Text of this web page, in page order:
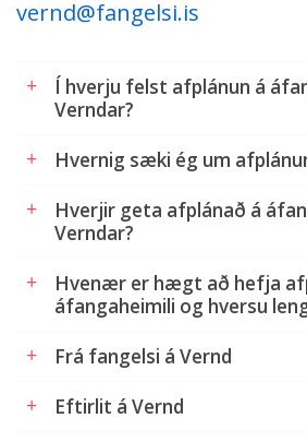
vernd@fangelsi.is
Í hverju felst afplánun á
Verndar?
Hvernig sæki ég um
Hverjir geta afplánað á
Verndar?
Hvenær er hægt að hefja
áfangaheimili og hversu
Frá fangelsi á Vernd
Eftirlit á Vernd